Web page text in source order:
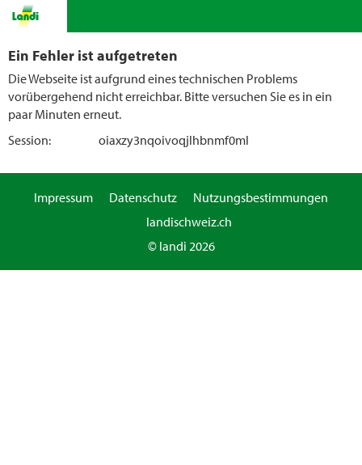
Ein Fehler ist aufgetreten
Die Webseite ist aufgrund eines technischen Problems
vorübergehend nicht erreichbar. Bitte versuchen Sie es in ein
paar Minuten erneut.
Session:
oiaxzy3nqoivoqjlhbnmf0ml
Impressum Datenschutz
Nutzungsbestimmungen
landischweiz.ch
© landi 2026